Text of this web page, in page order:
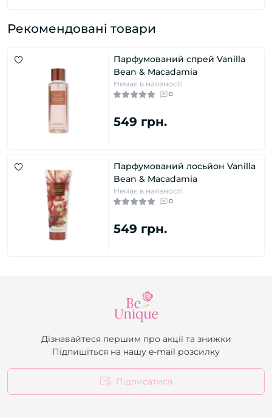
Рекомендовані товари
Парфумований спрей Vanilla
Bean & Macadamia
Немає в наявності
0
549 грн.
Парфумований лосьйон Vanilla
Bean & Macadamia
Немає в наявності
0
549 грн.
Дізнавайтеся першим про акції та знижки
Підпишіться на нашу e-mail розсилку
Підписатися